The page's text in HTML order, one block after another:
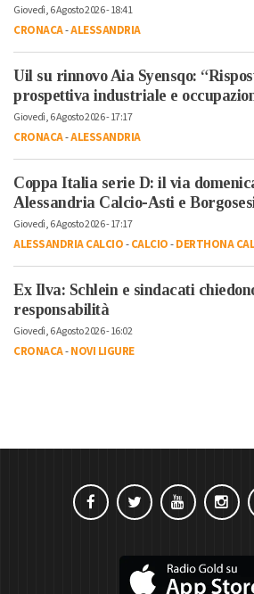
Giovedì, 6 Agosto 2026 - 18:41
CRONACA-ALESSANDRIA
Uil su rinnovo Aia Syensqo:
prospettiva industriale e
Giovedì, 6 Agosto 2026 - 17:17
CRONACA-ALESSANDRIA
Coppa Italia serie D: il via
Alessandria Calcio-Asti e
Giovedì, 6 Agosto 2026 - 17:17
ALESSANDRIA CALCIO-CALCIO-DERTHONA
Ex Ilva: Schlein e sindacati
responsabilità
Giovedì, 6 Agosto 2026 - 16:02
CRONACA-NOVI LIGURE